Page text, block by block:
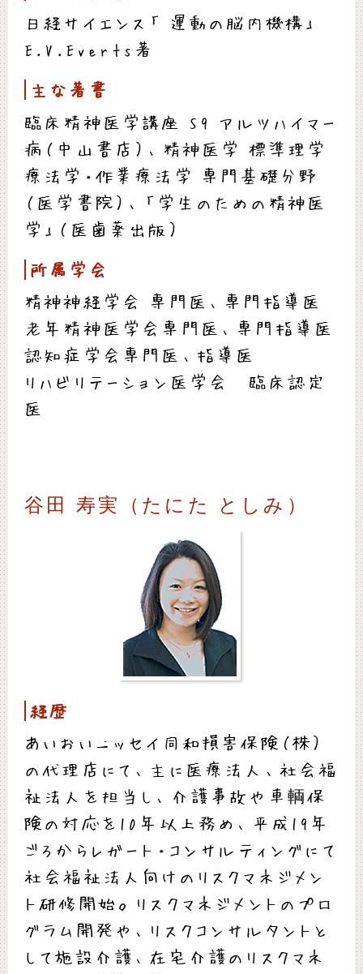
日経サイエンス「 運動の脳内機構」
E.V.Everts著
主な著書
臨床精神医学講座 S9 アルツハイマー
病（中山書店）、精神医学 標準理学
療法学・作業療法学 専門基礎分野
（医学書院）、「学生のための精神医
学」（医歯薬出版）
所属学会
精神神経学会 専門医、専門指導医
老年精神医学会専門医、専門指導医
認知症学会専門医、指導医
リハビリテーション医学会 臨床認定
医
谷田 寿実（たにた としみ）
経歴
あいおいニッセイ同和損害保険（株）
の代理店にて、主に医療法人、社会福
祉法人を担当し、介護事故や車輌保
険の対応を10年以上務め、平成19年
ごろからレガート・コンサルティングにて
社会福祉法人向けのリスクマネジメン
ト研修開始。リスクマネジメントのプロ
グラム開発や、リスクコンサルタントと
して施設介護、在宅介護のリスクマネ